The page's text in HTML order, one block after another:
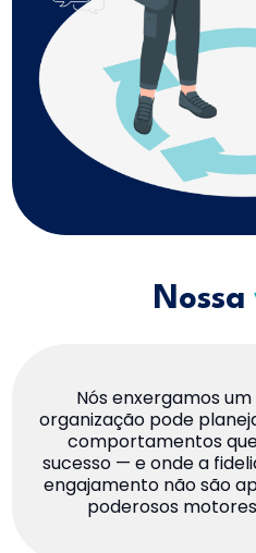
Nossa
Nós enxergamos
organização pode
comportamentos
sucesso — e onde a
engajamento não são
poderosos